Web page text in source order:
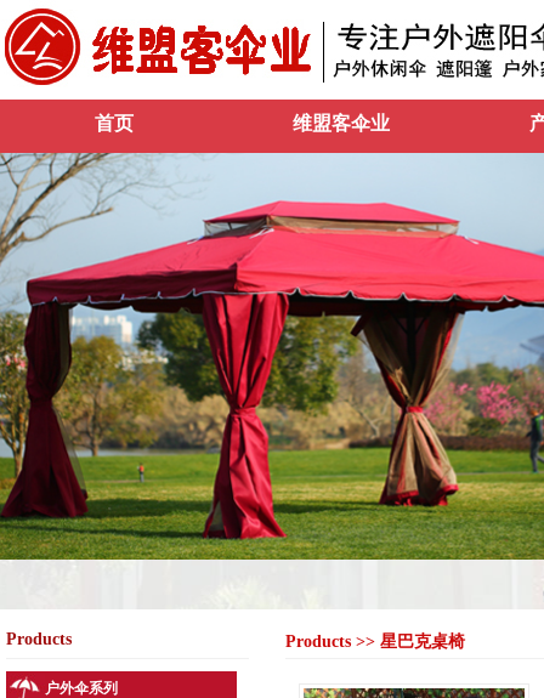
首页 维盟客伞业
Products
户外伞系列
Products >> 星巴克桌椅